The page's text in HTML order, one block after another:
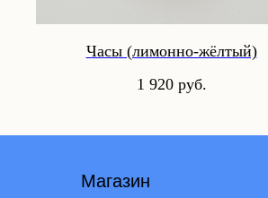
Часы (лимонно-жёлтый)
1 920 руб.
Подпишись на нашу рассылку
первым о бонусах и акциях в
Отправить